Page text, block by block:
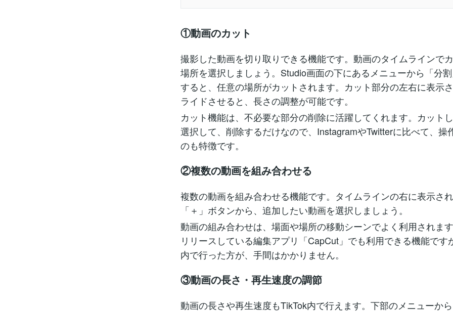
①動画のカット
撮影した動画を切り取りできる機能です。動画のタイムラインで
場所を選択しましょう。Studio画面の下にあるメニューから「分
すると、任意の場所がカットされます。カット部分の左右に表示
ライドさせると、長さの調整が可能です。
カット機能は、不必要な部分の削除に活躍してくれます。カット
選択して、削除するだけなので、InstagramやTwitterに比べて、操
のも特徴です。
②複数の動画を組み合わせる
複数の動画を組み合わせる機能です。タイムラインの右に表示さ
「＋」ボタンから、追加したい動画を選択しましょう。
動画の組み合わせは、場面や場所の移動シーンでよく利用されま
リリースしている編集アプリ「CapCut」でも利用できる機能です
内で行った方が、手間はかかりません。
③動画の長さ・再生速度の調節
動画の長さや再生速度もTikTok内で行えます。下部のメニューか